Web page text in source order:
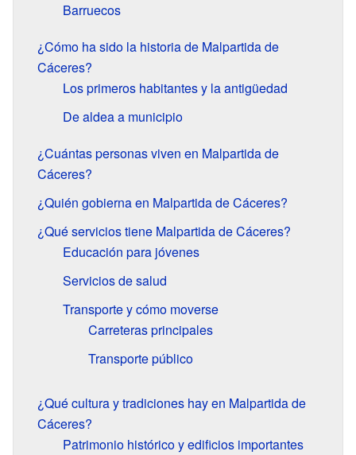
Barruecos
¿Cómo ha sido la historia de Malpartida de
Cáceres?
Los primeros habitantes y la antigüedad
De aldea a municipio
¿Cuántas personas viven en Malpartida de
Cáceres?
¿Quién gobierna en Malpartida de Cáceres?
¿Qué servicios tiene Malpartida de Cáceres?
Educación para jóvenes
Servicios de salud
Transporte y cómo moverse
Carreteras principales
Transporte público
¿Qué cultura y tradiciones hay en Malpartida de
Cáceres?
Patrimonio histórico y edificios importantes